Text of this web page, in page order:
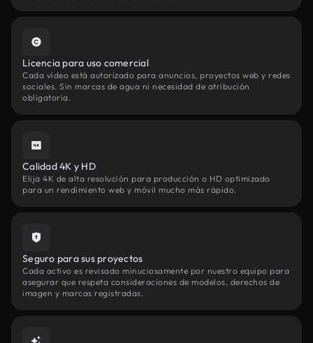
Licencia para uso comercial
Cada vídeo está autorizado para anuncios, proyectos web y redes
sociales. Sin marcas de agua ni necesidad de atribución
obligatoria.
Calidad 4K y HD
Elija 4K de alta resolución para producción o HD optimizado
para un rendimiento web y móvil mucho más rápido.
Seguro para sus proyectos
Cada activo es revisado minuciosamente por nuestro equipo para
asegurar que respeta consideraciones de modelos, derechos de
imagen y marcas registradas.